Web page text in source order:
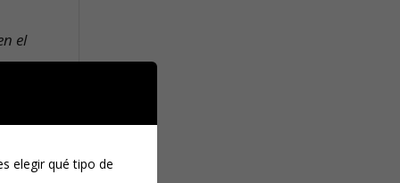
el
La
y
elegir qué tipo de